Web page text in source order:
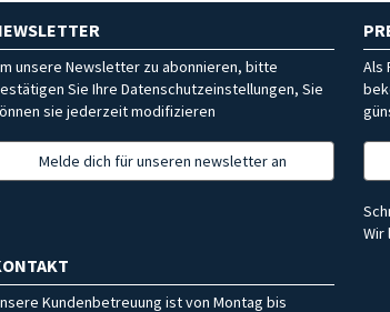
unsere Newsletter zu abonnieren, bitte
Sie Ihre Datenschutzeinstellungen, Sie
sie jederzeit modifizieren
Melde dich für unseren newsletter an
Als
Wir
Kundenbetreuung ist von Montag bis